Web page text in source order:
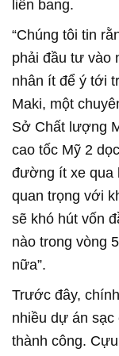
liên bang.
“Chúng tôi tin
phải đầu tư vào
nhân ít để ý tới
Maki, một
Sở Chất lượng
cao tốc Mỹ 2
đường ít xe qua
quan trọng với
sẽ khó hút vốn
nào trong vòng
nữa”.
Trước đây,
nhiều dự án sạc
thành công.